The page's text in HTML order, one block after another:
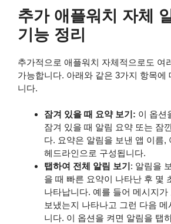
추가 애플워치 자체
기능 정리
추가적으로 애플워치 자체적으로도 여
가능합니다. 아래와 같은 3가지 항목에
니다.
잠겨 있을 때 요약 보기: 이 옵션
잠겨 있을 때 알림 요약 또는 잠
다. 요약은 알림을 보낸 앱 이름,
헤드라인으로 구성됩니다.
탭하여 전체 알림 보기: 알림을
을 때 빠른 요약이 나타난 후 몇
나타납니다. 예를 들어 메시지
보냈는지 나타나고 그런 다음
니다. 이 옵션을 켜면 알림을 탭